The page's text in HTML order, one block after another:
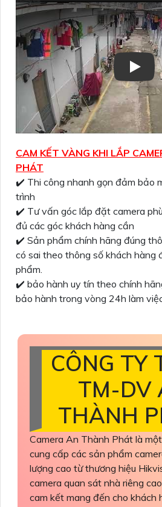
CAM KẾT VÀNG KHI LẮP
PHÁT
✔️ Thi công nhanh gọn đảm bảo
trình
✔️ Tư vấn góc lắp đặt camera
đủ các góc khách hàng cần
✔️ Sản phẩm chính hãng đúng
có sai theo thông số khách hàng
phẩm.
✔️ bảo hành uy tín theo chính
bảo hành trong vòng 24h làm
CÔNG TY
TM-DV
THÀNH
Camera An Thành Phát là
cung cấp các sản phẩm
lượng cao từ thương hiệu
camera quan sát nhà riêng
cam kết mang đến cho khách